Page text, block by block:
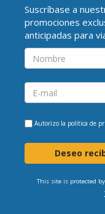
Suscríbase a
promociones
anticipadas para
Autorizo la política de
Deseo
This site is protected